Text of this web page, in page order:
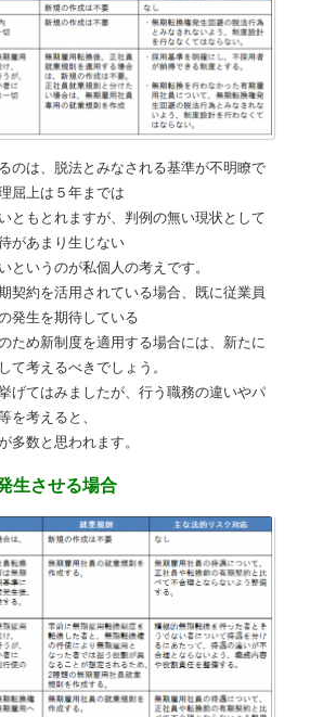
のは、脱法とみなされる基準が不明瞭で
屈上は５年までは
ともとれますが、判例の無い現状として
があまり生じない
というのが私個人の考えです。
契約を活用されている場合、既に従業員
発生を期待している
ため新制度を適用する場合には、新たに
て考えるべきでしょう。
てはみましたが、行う職務の違いやパ
を考えると、
多数と思われます。
生させる場合